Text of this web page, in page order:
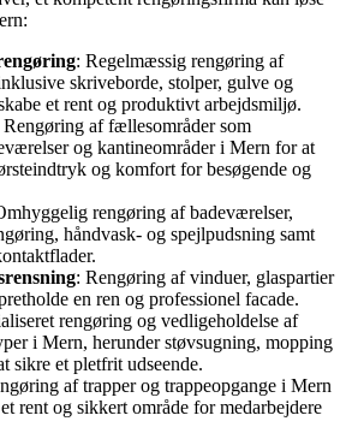
: Regelmæssig rengøring af
skriveborde, stolper, gulve og
et rent og produktivt arbejdsmiljø.
Rengøring af fællesområder som
og kantineområder i Mern for at
og komfort for besøgende og
rengøring af badeværelser,
håndvask- og spejlpudsning samt
: Rengøring af vinduer, glaspartier
en ren og professionel facade.
rengøring og vedligeholdelse af
i Mern, herunder støvsugning, mopping
sikre et pletfrit udseende.
af trapper og trappeopgange i Mern
rent og sikkert område for medarbejdere